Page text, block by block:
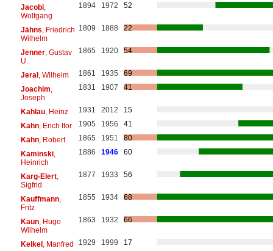
Jacobi,
Wolfgang
1894 1972 52
Jähns , Friedrich
Wilhelm
1809 1888 22
Jenner, Gustav
U.
1865 1920 54
Jeral, Wilhelm 1861 1935
69
Joachim
Joseph
1831 1907 41
Kahlau, Heinz 1931 2012
15
Kahn, Erich Itor 1905 1956
41
Kahn, Robert 1865 1951
80
Kaminski,
Heinrich
1886 1946 60
Karg-Elert,
Sigfrid
1877 1933 56
Kauffmann,
Fritz
1855 1934 68
Kaun, Hugo
Wilhelm
1863 1932 66
Kelkel, Manfred 1929 1999
17